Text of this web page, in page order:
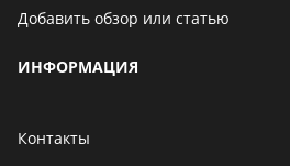
Добавить обзор или статью
ИНФОРМАЦИЯ
Контакты